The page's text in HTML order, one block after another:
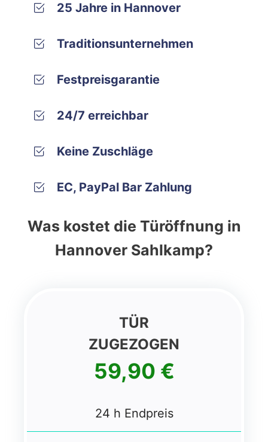
25 Jahre in Hannover
Traditionsunternehmen
Festpreisgarantie
24/7 erreichbar
Keine Zuschläge
EC, PayPal Bar Zahlung
Was kostet die Türöffnung in
Hannover Sahlkamp?
TÜR
ZUGEZOGEN
59,90 €
24 h Endpreis